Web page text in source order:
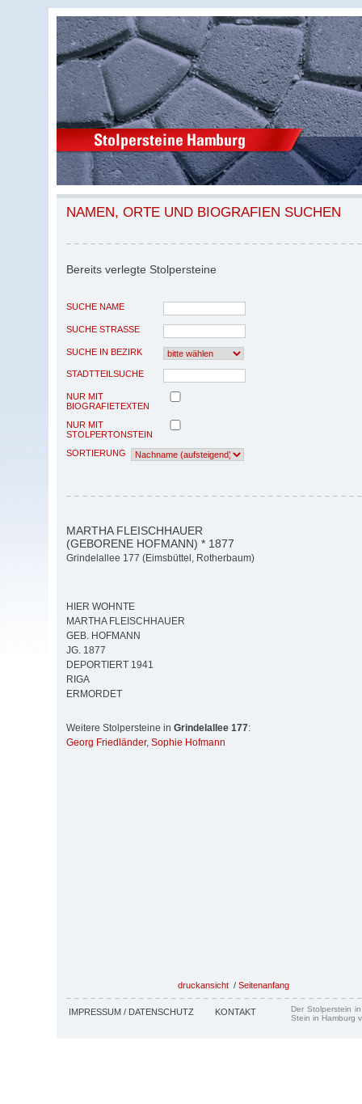
NAMEN, ORTE UND BIOGRAFIEN SUCHEN
Bereits verlegte Stolpersteine
SUCHE NAME
SUCHE STRASSE
SUCHE IN BEZIRK
STADTTEILSUCHE
NUR MIT
BIOGRAFIETEXTEN
NUR MIT
STOLPERTONSTEIN
SORTIERUNG
MARTHA FLEISCHHAUER
(GEBORENE HOFMANN) * 1877
Grindelallee 177 (Eimsbüttel, Rotherbaum)
HIER WOHNTE
MARTHA FLEISCHHAUER
GEB. HOFMANN
JG. 1877
DEPORTIERT 1941
RIGA
ERMORDET
Weitere Stolpersteine in Grindelallee 177:
Georg Friedländer, Sophie Hofmann
druckansicht / Seitenanfang
IMPRESSUM / DATENSCHUTZ KONTAKT
Der Stolperstein
Stein in Hamburg